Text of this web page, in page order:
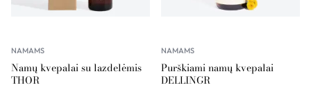
NAMAMS
Namų kvepalai su lazdelėmis
THOR
NAMAMS
Purškiami namų kvepalai
DELLINGR